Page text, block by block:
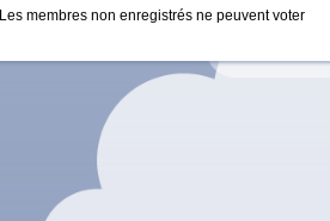
Les membres non enregistrés ne peuvent voter